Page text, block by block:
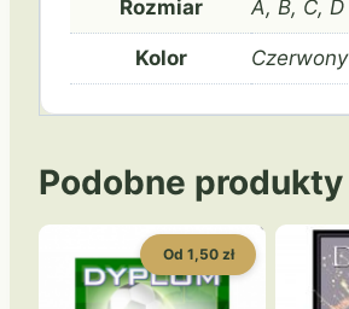
Rozmiar A, B, C, D
Kolor Czerwony
Podobne produkty
Od 1,50 zł